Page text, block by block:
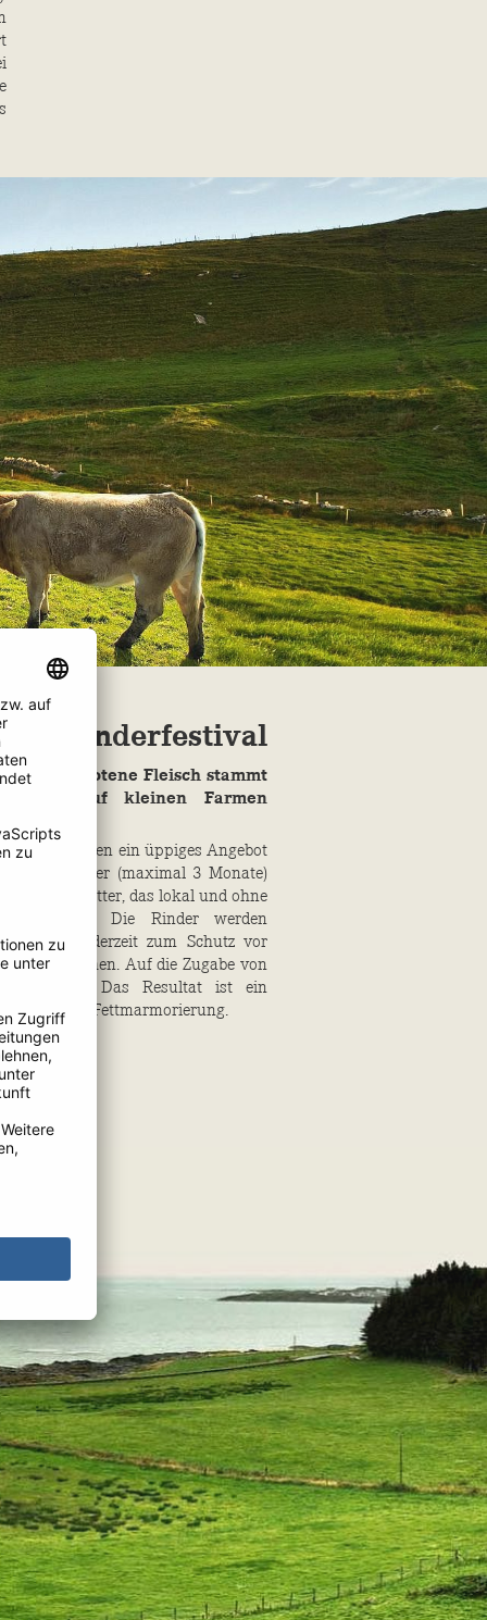
Air Rinderfestival
angebotene Fleisch stammt
die auf kleinen Farmen
ihren Weiden ein üppiges Angebot
Winter (maximal 3 Monate)
Silage-Futter, das lokal und ohne
wurde. Die Rinder werden
sich jederzeit zum Schutz vor
zurückziehen. Auf die Zugabe von
verzichtet. Das Resultat ist ein
und feiner Fettmarmorierung.